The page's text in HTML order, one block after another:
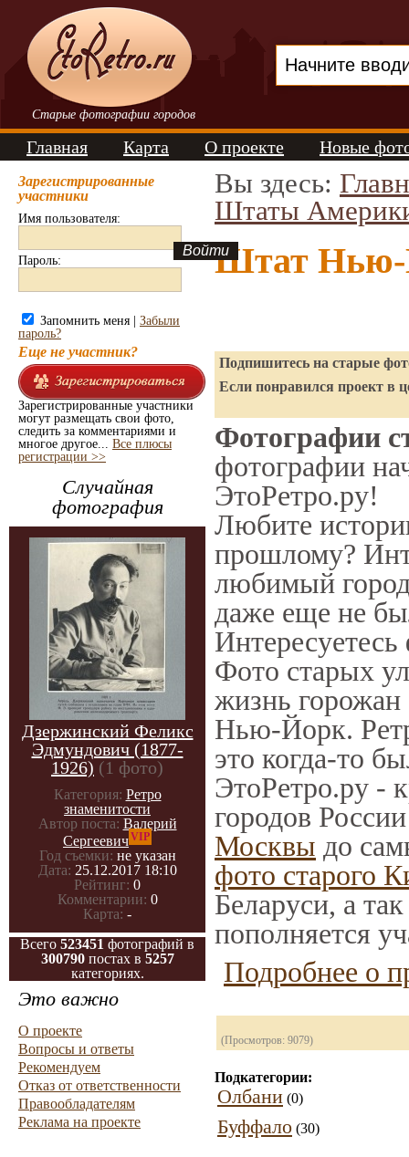
Старые фотографии городов
Главная Карта О проекте Новые
Зарегистрированные
участники
Имя пользователя:
Пароль:
Запомнить меня | Забыли
пароль?
Еще не участник?
Зарегистрированные участники
могут размещать свои фото,
следить за комментариями и
многое другое... Все плюсы
регистрации >>
Случайная
фотография
Дзержинский Феликс
Эдмундович (1877-
1926) (1 фото)
Категория: Ретро
знаменитости
Автор поста: Валерий
СергеевичVIP
Год съемки: не указан
Дата: 25.12.2017 18:10
Рейтинг: 0
Комментарии: 0
Карта: -
Всего 523451 фотографий в
300790постах в 5257
категориях.
Это важно
О проекте
Вопросы и ответы
Рекомендуем
Отказ от ответственности
Правообладателям
Реклама на проекте
Вы здесь:
Штаты
Штат Нью-
Подпишитесь на старые
Если понравился проект в
Фотографии
фотографии
ЭтоРетро.ру!
Любите
прошлому?
любимый
даже еще не
Интересуетесь
Фото старых
жизнь горожан
Нью-Йорк.
это когда-то
ЭтоРетро.ру -
городов
Москвы до
фото старого
Беларуси, а
пополняется
Подробнее о
(Просмотров: 9079)
Подкатегории:
Олбани (0)
Буффало (30)